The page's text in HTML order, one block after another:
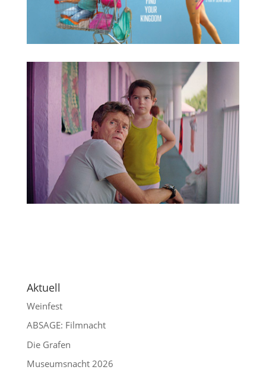
Aktuell
Weinfest
ABSAGE: Filmnacht
Die Grafen
Museumsnacht 2026